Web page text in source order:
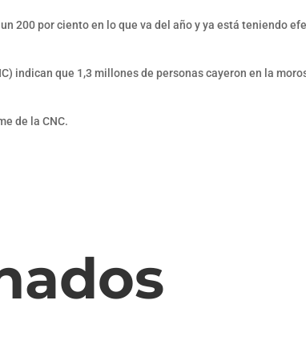
200 por ciento en lo que va del año y ya está teniendo
indican que 1,3 millones de personas cayeron en la
de la CNC.